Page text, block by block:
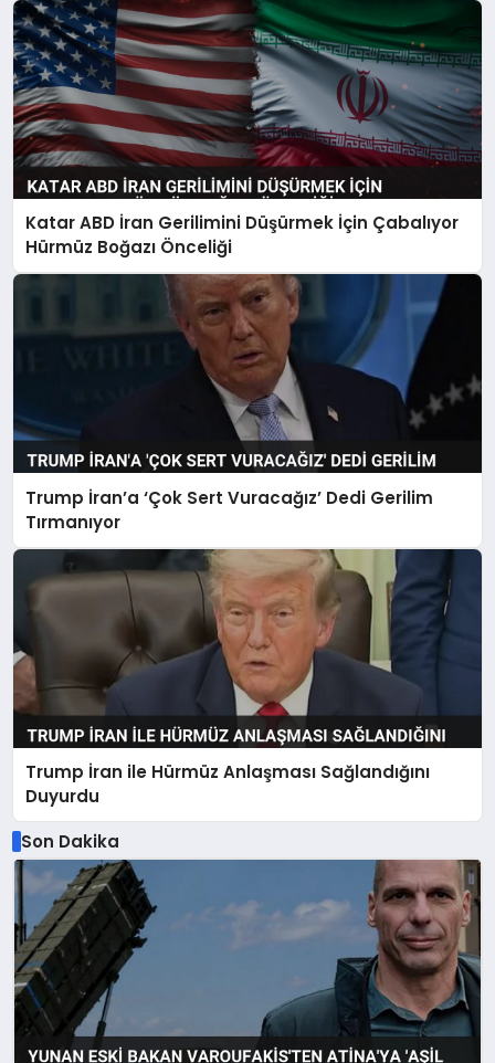
Katar ABD İran Gerilimini Düşürmek İçin Çabalıyor
Hürmüz Boğazı Önceliği
Trump İran’a ‘Çok Sert Vuracağız’ Dedi Gerilim
Tırmanıyor
Trump İran ile Hürmüz Anlaşması Sağlandığını
Duyurdu
Son Dakika